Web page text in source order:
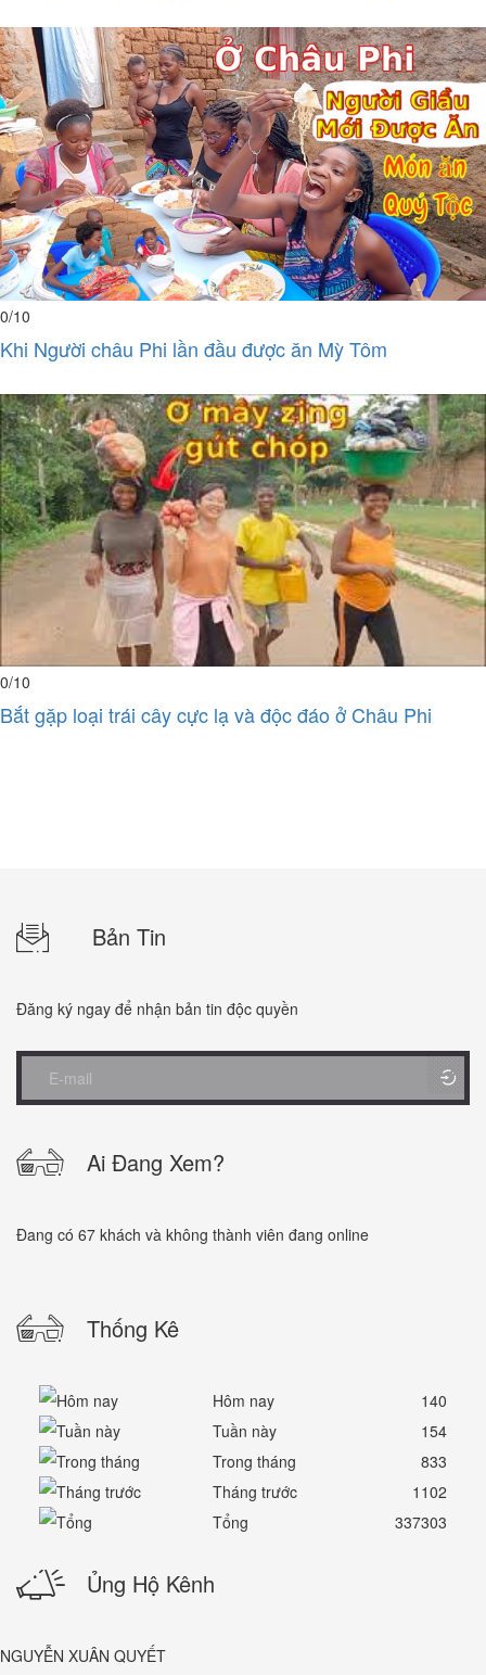
0/10
Khi Người châu Phi lần đầu được ăn Mỳ Tôm
0/10
Bắt gặp loại trái cây cực lạ và độc đáo ở Châu Phi
Bản Tin
Đăng ký ngay để nhận bản tin độc quyền
Ai Đang Xem?
Đang có 67 khách và không thành viên đang online
Thống Kê
Hôm nay
140
Tuần này
154
Trong tháng
833
Tháng trước
1102
Tổng
337303
Ủng Hộ Kênh
NGUYỄN XUÂN QUYẾT